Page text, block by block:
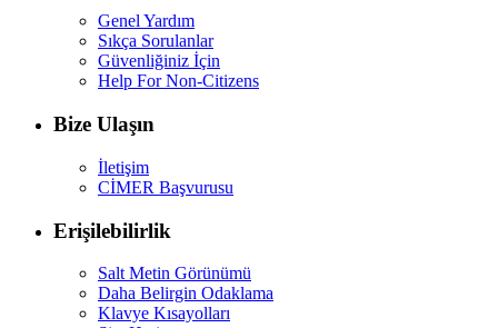
Genel Yardım
Sıkça Sorulanlar
Güvenliğiniz İçin
Help For Non-Citizens
Bize Ulaşın
İletişim
CİMER Başvurusu
Erişilebilirlik
Salt Metin Görünümü
Daha Belirgin Odaklama
Klavye Kısayolları